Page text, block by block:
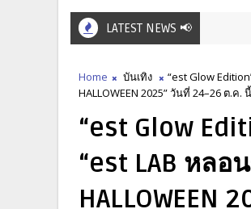
LATEST NEWS 📢
Home บันเทิง
“est Glow
HALLOWEEN 2025” วันที่ 24–26 ต.ค
“est Glow
“est LAB หลอ